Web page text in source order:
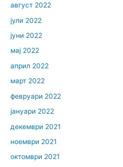
август 2022
јули 2022
јуни 2022
мај 2022
април 2022
март 2022
февруари 2022
јануари 2022
декември 2021
ноември 2021
октомври 2021